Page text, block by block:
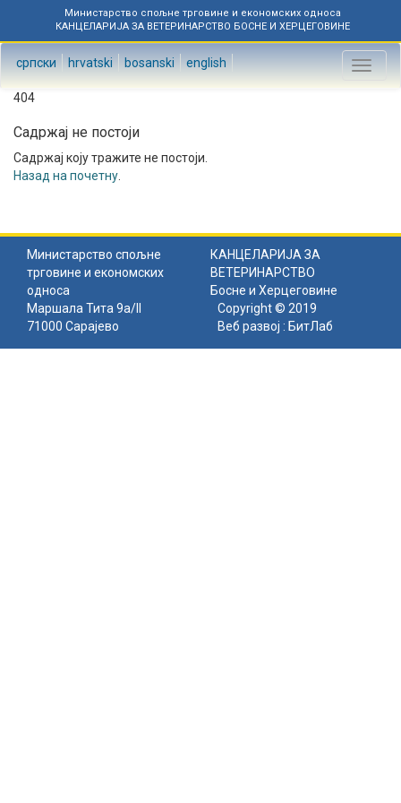
Министарство спољне трговине и економских односа
КАНЦЕЛАРИЈА ЗА ВЕТЕРИНАРСТВО БОСНЕ И ХЕРЦЕГОВИНЕ
српски hrvatski bosanski english
Toggle
404
Садржај не постоји
Садржај коју тражите не постоји.
Назад на почетну
Министарство спољне
трговине и економских
односа
КАНЦЕЛАРИЈА ЗА
ВЕТЕРИНАРСТВО
Босне и Херцеговине
Маршала Тита 9а/II
71000 Сарајево
Copyright © 2019
Веб развој : БитЛаб